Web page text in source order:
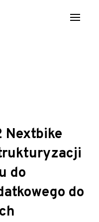
Nextbike
do
do